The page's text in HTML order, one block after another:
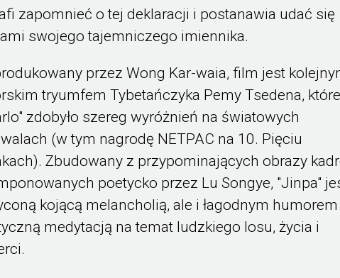
zapomnieć o tej deklaracji i postanawia udać się
swojego tajemniczego imiennika.
przez Wong Kar-waia, film jest
tryumfem Tybetańczyka Pemy Tsedena,
zdobyło szereg wyróżnień na światowych
(w tym nagrodę NETPAC na 10. Pięciu
Zbudowany z przypominających obrazy
poetycko przez Lu Songye, "Jinpa"
kojącą melancholią, ale i łagodnym humorem
medytacją na temat ludzkiego losu, życia i